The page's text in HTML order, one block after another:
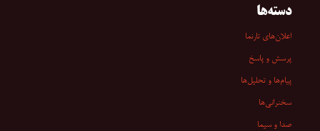
دسته‌ها
اعلان‌های تارنما
پرسش و پاسخ
پیام‌ها و تحلیل‌ها
سخنرانی‏‏‌ها
صدا و سیما